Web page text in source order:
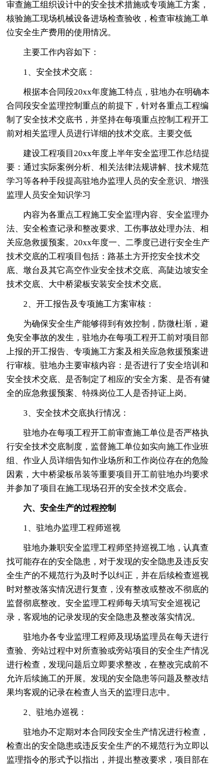
审查施工组织设计中的安全技术措施或专项施工方案，
核验施工现场机械设备进场检查验收，检查审核施工单
位安全生产费用的使用情况。
主要工作内容如下：
1、安全技术交底：
根据本合同段20xx年度施工特点，驻地办在明确本
合同段安全监理控制重点的前提下，针对各重点工程编
制了安全技术交底书，并坚持在每项重点控制工程开工
前对相关监理人员进行详细的技术交底。主要交低
建设工程项目20xx年度上半年安全监理工作总结提
要：通过实际案例分析、相关法律法规讲解、技术规范
学习等各种手段提高驻地办监理人员的安全意识、增强
监理人员安全知识学习
内容为各重点工程施工安全监理内容、安全监理办
法、安全检查记录和整改要求、工伤事故处理办法、相
关应急救援预案。20xx年度一、二季度已进行安全生产
技术交底的工程项目包括：路基土方开挖安全技术交
底、墩台及其它高空作业安全技术交底、高陡边坡安全
技术交底、大中桥梁板安装安全技术交底。
2、开工报告及专项施工方案审核：
为确保安全生产能够得到有效控制，防微杜渐，避
免安全事故的发生，驻地办在每项工程开工前对项目部
上报的开工报告、专项施工方案及相关应急救援预案进
行审核。驻地办主要审核内容：是否进行了安全培训和
安全技术交底、是否制定了相应的'安全方案、是否有健
全的应急救援预案、特殊岗位工人是否持证上岗。
3、安全技术交底执行情况：
驻地办在每项工程开工前审查施工单位是否严格执
行安全技术交底制度，监督施工单位如实向施工作业班
组、作业人员详细告知作业场所和工作岗位存在的危险
因素，大中桥梁板吊装等重要项目开工前驻地办均要求
并参加了项目在施工现场召开的安全技术交底会。
六、安全生产的过程控制
1、驻地办监理工程师巡视
驻地办兼职安全监理工程师坚持巡视工地，认真查
找可能存在的安全隐患，对于发现的安全隐患及违反安
全生产的不规范行为及时予以纠正，并在后续检查巡视
时对整改落实情况进行复查，没有整改或整改不彻底的
监督彻底整改。安全监理工程师每天填写安全巡视记
录，客观地的记录发现的安全隐患及整改落实情况。
驻地办各专业监理工程师及现场监理员在每天进行
查验、旁站过程中对所查验或旁站项目的安全生产情况
进行检查，发现问题后立即要求整改，在整改完成前不
允许后续施工的开展。发现的安全隐患等问题及整改结
果均客观的记录在检查人当天的监理日志中。
2、驻地办巡视：
驻地办不定期对本合同段安全生产情况进行检查，
检查出的安全隐患或违反安全生产的不规范行为立即以
监理指令的形式予以指出，并提出整改要求，项目部在